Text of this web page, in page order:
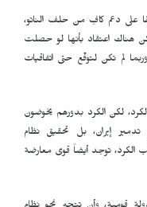
على دعم كافٍ من حلف الناتو،
هناك اعتقاد بأنها لو حصلت
لم تكن لتوقّع حتى اتفاقيات
لكن الكرد بدورهم يخوضون
إيران، بل تحقيق نظام
الكرد، توجد أيضاً قوى معارضة